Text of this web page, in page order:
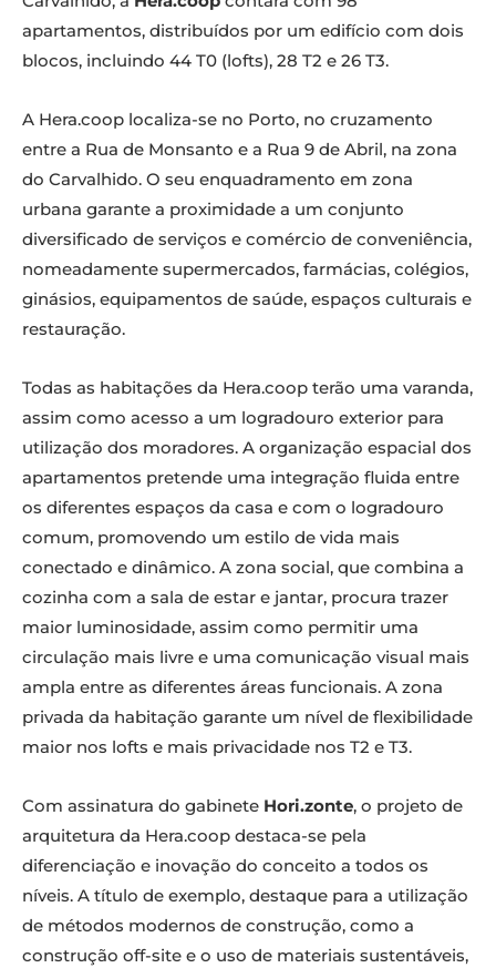
apartamentos, distribuídos por um edifício com dois
blocos, incluindo 44 T0 (lofts), 28 T2 e 26 T3.
A Hera.coop localiza-se no Porto, no cruzamento
entre a Rua de Monsanto e a Rua 9 de Abril, na zona
do Carvalhido. O seu enquadramento em zona
urbana garante a proximidade a um conjunto
diversificado de serviços e comércio de conveniência,
nomeadamente supermercados, farmácias, colégios,
ginásios, equipamentos de saúde, espaços culturais e
restauração.
Todas as habitações da Hera.coop terão uma varanda,
assim como acesso a um logradouro exterior para
utilização dos moradores. A organização espacial dos
apartamentos pretende uma integração fluida entre
os diferentes espaços da casa e com o logradouro
comum, promovendo um estilo de vida mais
conectado e dinâmico. A zona social, que combina a
cozinha com a sala de estar e jantar, procura trazer
maior luminosidade, assim como permitir uma
circulação mais livre e uma comunicação visual mais
ampla entre as diferentes áreas funcionais. A zona
privada da habitação garante um nível de flexibilidade
maior nos lofts e mais privacidade nos T2 e T3.
Com assinatura do gabinete Hori.zonte, o projeto de
arquitetura da Hera.coop destaca-se pela
diferenciação e inovação do conceito a todos os
níveis. A título de exemplo, destaque para a utilização
de métodos modernos de construção, como a
construção off-site e o uso de materiais sustentáveis,